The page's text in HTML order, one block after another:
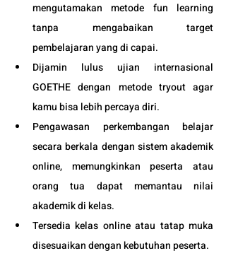
mengutamakan metode fun learning
tanpa mengabaikan target
pembelajaran yang di capai.
Dijamin lulus ujian internasional
GOETHE dengan metode tryout agar
kamu bisa lebih percaya diri.
Pengawasan perkembangan belajar
secara berkala dengan sistem akademik
online, memungkinkan peserta atau
orang tua dapat memantau nilai
akademik di kelas.
Tersedia kelas online atau tatap muka
disesuaikan dengan kebutuhan peserta.